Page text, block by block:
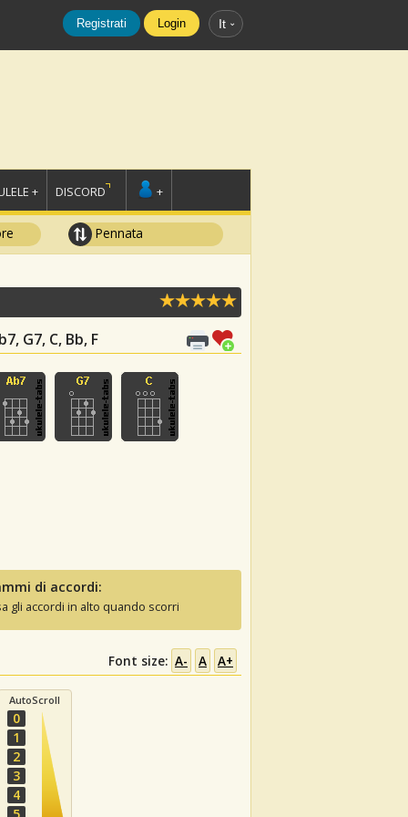
Registrati Login It
+ DISCORD +
Pennata
G7, C, Bb, F
di accordi:
gli accordi in alto quando scorri
Font size: A- A A+
AutoScroll
0
1
2
3
4